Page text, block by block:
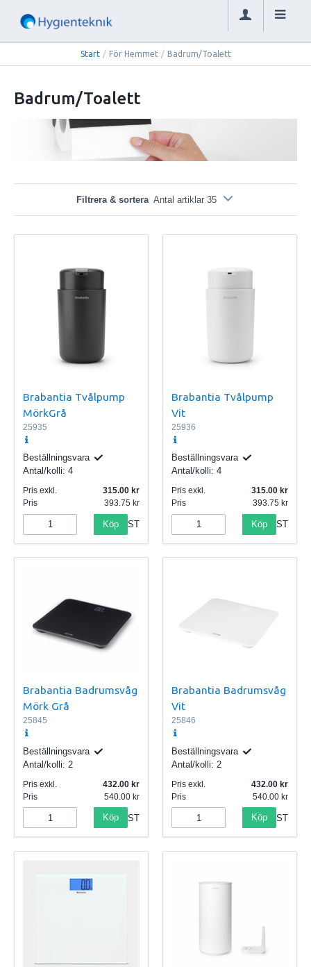
Start / För Hemmet / Badrum/Toalett
Badrum/Toalett
Filtrera & sortera Antal artiklar 35
Brabantia Tvålpump
MörkGrå
25935
Beställningsvara
Antal/kolli: 4
Pris exkl.
315.00
Pris
393.75
Köp ST
Brabantia Tvålpump
Vit
25936
Beställningsvara
Antal/kolli: 4
Pris exkl.
315.00
Pris
393.75
Köp ST
Brabantia Badrumsvåg
Mörk Grå
25845
Beställningsvara
Antal/kolli: 2
Pris exkl.
432.00
Pris
540.00
Köp ST
Brabantia Badrumsvåg
Vit
25846
Beställningsvara
Antal/kolli: 2
Pris exkl.
432.00
Pris
540.00
Köp ST